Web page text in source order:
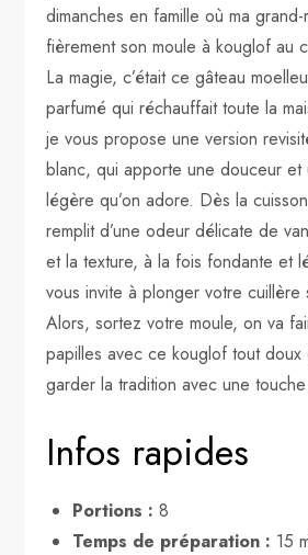
dimanches en famille où ma
fièrement son moule à kouglof au
La magie, c’était ce gâteau
parfumé qui réchauffait toute la
je vous propose une version
blanc, qui apporte une douceur et
légère qu’on adore. Dès la
remplit d’une odeur délicate de
et la texture, à la fois fondante et
vous invite à plonger votre cuillère
Alors, sortez votre moule, on va
papilles avec ce kouglof tout doux
garder la tradition avec une
Infos rapides
Portions : 8
Temps de préparation : 15